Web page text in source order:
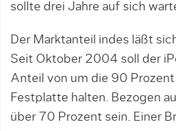
sollte drei Jahre auf sich
Der Marktanteil indes läßt
Seit Oktober 2004 soll der
Anteil von um die 90
Festplatte halten. Bezogen
über 70 Prozent sein. Einer